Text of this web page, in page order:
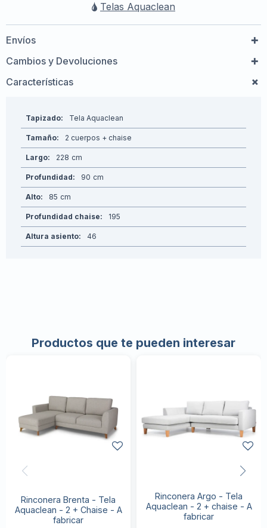
Telas Aquaclean
Envíos
Cambios y Devoluciones
Características
Tapizado Tela Aquaclean
Tamaño 2 cuerpos + chaise
Largo 228
Profundidad 90
Alto 85
Profundidad chaise 195
Altura asiento 46
Productos que te pueden interesar
Rinconera Brenta - Tela
Aquaclean - 2 + Chaise - A
fabricar
Rinconera Argo - Tela
Aquaclean - 2 + chaise - A
fabricar